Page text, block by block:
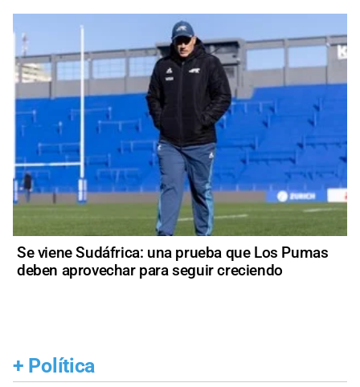
Se viene Sudáfrica: una prueba que Los Pumas
deben aprovechar para seguir creciendo
+ Política